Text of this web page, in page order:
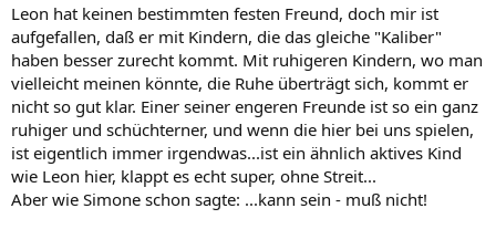
Leon hat keinen bestimmten festen Freund, doch mir ist
aufgefallen, daß er mit Kindern, die das gleiche "Kaliber"
haben besser zurecht kommt. Mit ruhigeren Kindern, wo man
vielleicht meinen könnte, die Ruhe überträgt sich, kommt er
nicht so gut klar. Einer seiner engeren Freunde ist so ein ganz
ruhiger und schüchterner, und wenn die hier bei uns spielen,
ist eigentlich immer irgendwas...ist ein ähnlich aktives Kind
wie Leon hier, klappt es echt super, ohne Streit...
Aber wie Simone schon sagte: ...kann sein - muß nicht!